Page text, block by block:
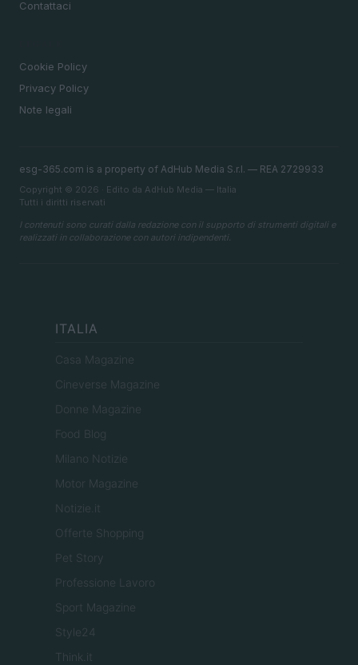
Contattaci
Cookie Policy
Privacy Policy
Note legali
esg-365.com is a property of AdHub Media S.r.l. — REA 2729933
Copyright © 2026 · Edito da AdHub Media — Italia
Tutti i diritti riservati
I contenuti sono curati dalla redazione con il supporto di strumenti digitali e
realizzati in collaborazione con autori indipendenti.
ITALIA
Casa Magazine
Cineverse Magazine
Donne Magazine
Food Blog
Milano Notizie
Motor Magazine
Notizie.it
Offerte Shopping
Pet Story
Professione Lavoro
Sport Magazine
Style24
Think.it